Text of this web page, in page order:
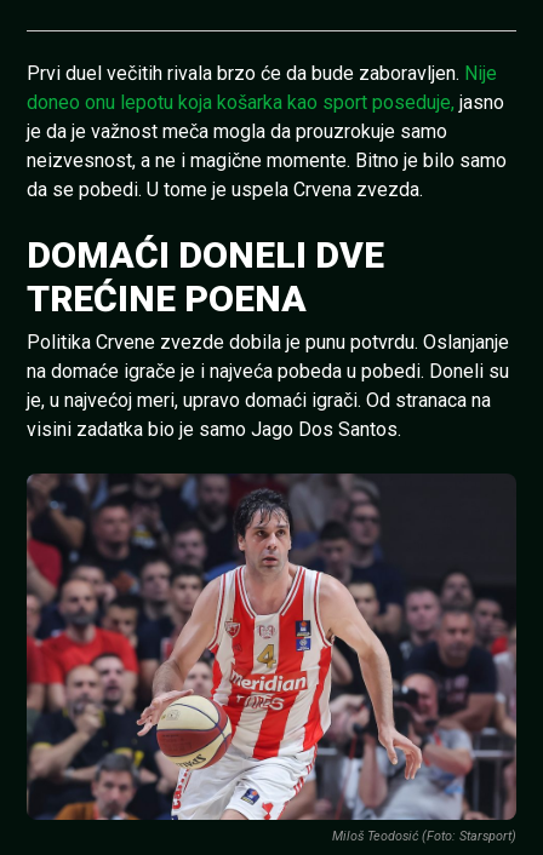
Prvi duel večitih rivala brzo će da bude zaboravljen. Nije
doneo onu lepotu koja košarka kao sport poseduje, jasno
je da je važnost meča mogla da prouzrokuje samo
neizvesnost, a ne i magične momente. Bitno je bilo samo
da se pobedi. U tome je uspela Crvena zvezda.
DOMAĆI DONELI DVE
TREĆINE POENA
Politika Crvene zvezde dobila je punu potvrdu. Oslanjanje
na domaće igrače je i najveća pobeda u pobedi. Doneli su
je, u najvećoj meri, upravo domaći igrači. Od stranaca na
visini zadatka bio je samo Jago Dos Santos.
Miloš Teodosić (Foto: Starsport)